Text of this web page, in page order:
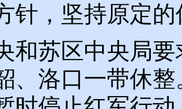
针，坚持原定
和苏区中央局
、洛口一带休